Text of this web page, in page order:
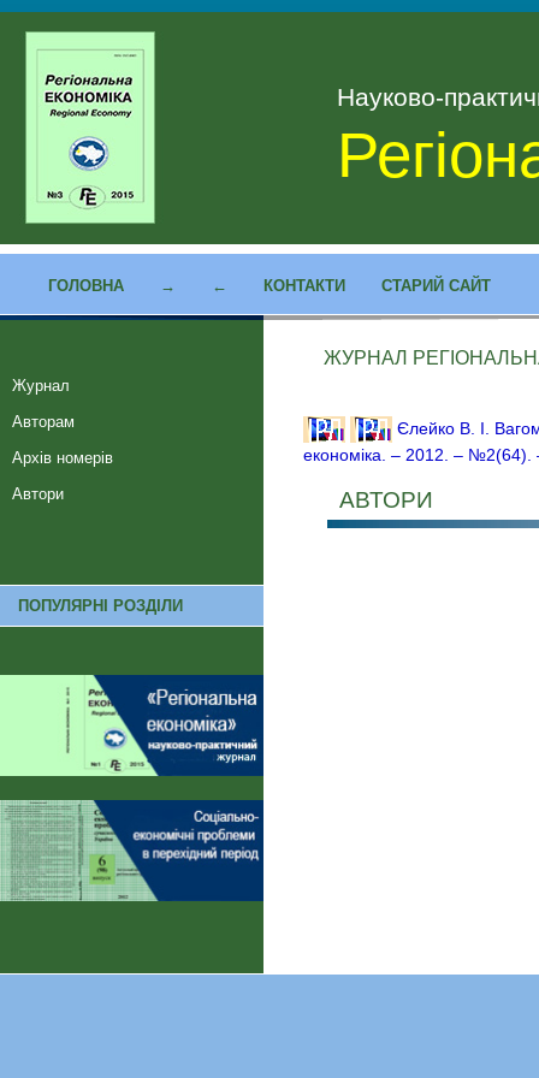
Науково-
ГОЛОВНА → ← КОНТАКТИ СТАРИЙ САЙТ
Журнал
Авторам
Архів номерів
Автори
ПОПУЛЯРНІ РОЗДІЛИ
ЖУРНАЛ
Єлейко В. І.
економіка. – 2012. – №2(64).
АВТОРИ